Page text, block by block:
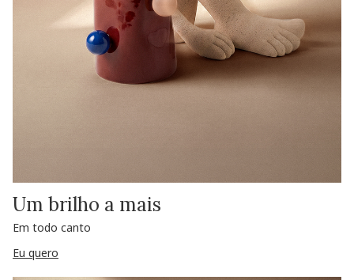
Um brilho a mais
Em todo canto
Eu quero